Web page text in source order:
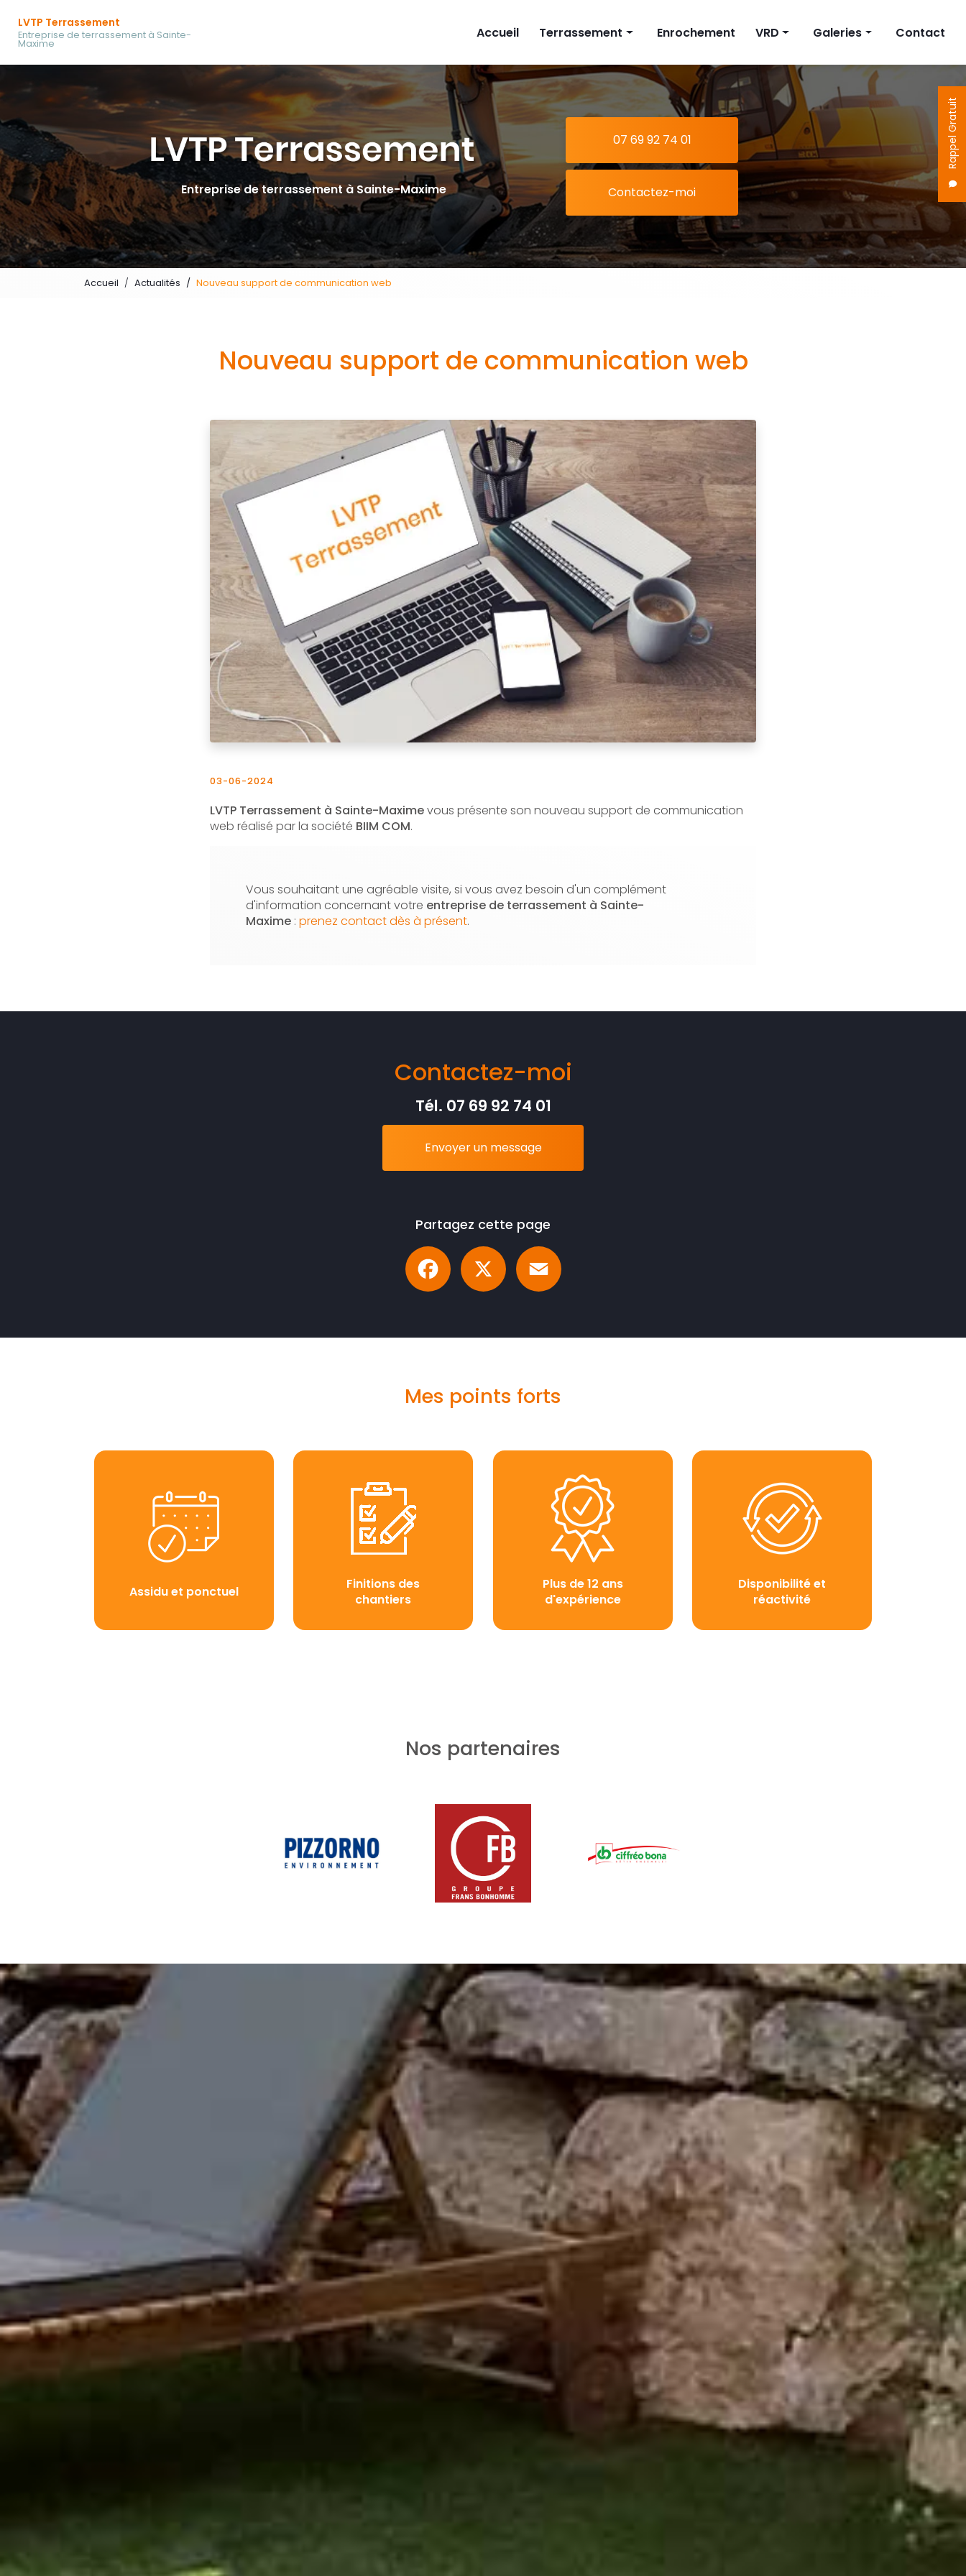
contenu
LVTP Terrassement
Entreprise de terrassement à Sainte-
Maxime
Rappel Gratuit
Accueil
Terrassement
Implantation maison
Piscine
Extension
Enrochement VRD
Fosse septique
Cuve à eau
Pompe de relevage
Galeries
Terrassement
Enrochement
VRD
Contact
Entreprise de terrassement à Sainte-Maxime
07 69 92 74 01
Contactez-moi
Accueil Actualités Nouveau support de communication web
Nouveau support de communication web
03-06-2024
LVTP Terrassement à Sainte-Maximevous présente son nouveau support de communication
web réalisé par la société BIIM COM.
Vous souhaitant une agréable visite, si vous avez besoin d'un complément
d'information concernant votre entreprise de terrassement à Sainte-
Maxime : prenez contact dès à présent.
Contactez-moi
Tél. 07 69 92 74 01
Envoyer un message
Partagez cette page
Facebook
Mes points forts
Assidu et ponctuel
Finitions des
chantiers
Plus de 12 ans
d'expérience
Disponibilité et
réactivité
Nos partenaires